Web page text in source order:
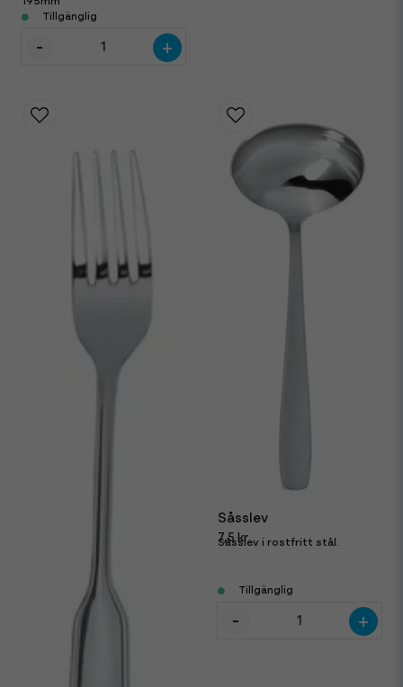
Tillgänglig
- +
Såsslev
7,5 kr
Såsslev i rostfritt stål.
Tillgänglig
- +